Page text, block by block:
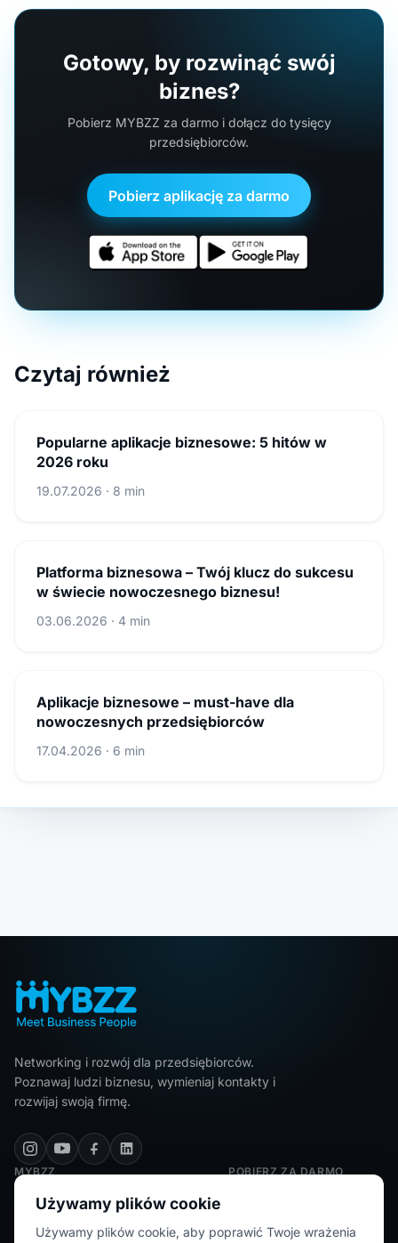
Gotowy, by rozwinąć swój
biznes?
Pobierz MYBZZ za darmo i dołącz do tysięcy
przedsiębiorców.
Pobierz aplikację za darmo
Czytaj również
Popularne aplikacje biznesowe: 5 hitów w
2026 roku
19.07.2026 · 8 min
Platforma biznesowa – Twój klucz do sukcesu
w świecie nowoczesnego biznesu!
03.06.2026 · 4 min
Aplikacje biznesowe – must-have dla
nowoczesnych przedsiębiorców
17.04.2026 · 6 min
Networking i rozwój dla przedsiębiorców.
Poznawaj ludzi biznesu, wymieniaj kontakty i
rozwijaj swoją firmę.
MYBZZ
Polityka prywatności
Regulamin
POBIERZ ZA DARMO
Używamy plików cookie
Używamy plików cookie, aby poprawić Twoje wrażenia